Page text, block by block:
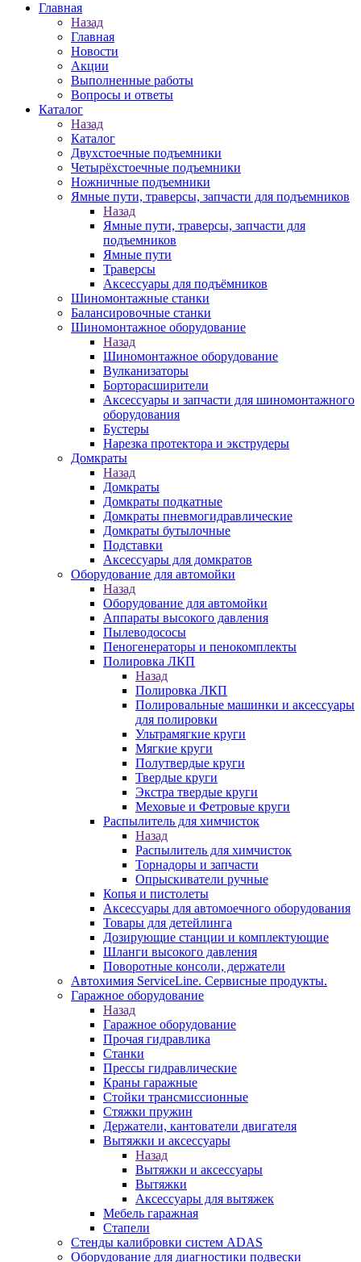
Главная
Назад
Главная
Новости
Акции
Выполненные работы
Вопросы и ответы
Каталог
Назад
Каталог
Двухстоечные подъемники
Четырёхстоечные подъемники
Ножничные подъемники
Ямные пути, траверсы, запчасти для подъемников
Назад
Ямные пути, траверсы, запчасти для
подъемников
Ямные пути
Траверсы
Аксессуары для подъёмников
Шиномонтажные станки
Балансировочные станки
Шиномонтажное оборудование
Назад
Шиномонтажное оборудование
Вулканизаторы
Борторасширители
Аксессуары и запчасти для шиномонтажного
оборудования
Бустеры
Нарезка протектора и экструдеры
Домкраты
Назад
Домкраты
Домкраты подкатные
Домкраты пневмогидравлические
Домкраты бутылочные
Подставки
Аксессуары для домкратов
Оборудование для автомойки
Назад
Оборудование для автомойки
Аппараты высокого давления
Пылеводососы
Пеногенераторы и пенокомплекты
Полировка ЛКП
Назад
Полировка ЛКП
Полировальные машинки и аксессуары
для полировки
Ультрамягкие круги
Мягкие круги
Полутвердые круги
Твердые круги
Экстра твердые круги
Меховые и Фетровые круги
Распылитель для химчисток
Назад
Распылитель для химчисток
Торнадоры и запчасти
Опрыскиватели ручные
Копья и пистолеты
Аксессуары для автомоечного оборудования
Товары для детейлинга
Дозирующие станции и комплектующие
Шланги высокого давления
Поворотные консоли, держатели
Автохимия ServiceLine. Сервисные продукты.
Гаражное оборудование
Назад
Гаражное оборудование
Прочая гидравлика
Станки
Прессы гидравлические
Краны гаражные
Стойки трансмиссионные
Стяжки пружин
Держатели, кантователи двигателя
Вытяжки и аксессуары
Назад
Вытяжки и аксессуары
Вытяжки
Аксессуары для вытяжек
Мебель гаражная
Стапели
Стенды калибровки систем ADAS
Оборудование для диагностики подвески